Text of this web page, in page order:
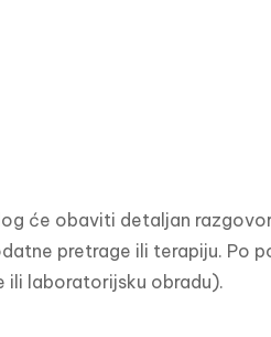
će obaviti detaljan
pretrage ili terapiju. Po
laboratorijsku obradu).